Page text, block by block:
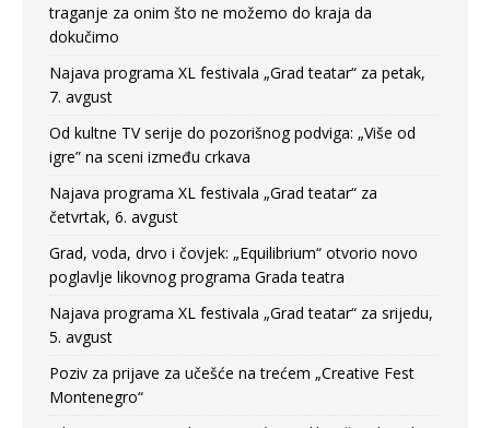
traganje za onim što ne možemo do kraja da
dokučimo
Najava programa XL festivala „Grad teatar“ za petak,
7. avgust
Od kultne TV serije do pozorišnog podviga: „Više od
igre” na sceni između crkava
Najava programa XL festivala „Grad teatar“ za
četvrtak, 6. avgust
Grad, voda, drvo i čovjek: „Equilibrium“ otvorio novo
poglavlje likovnog programa Grada teatra
Najava programa XL festivala „Grad teatar“ za srijedu,
5. avgust
Poziv za prijave za učešće na trećem „Creative Fest
Montenegro“